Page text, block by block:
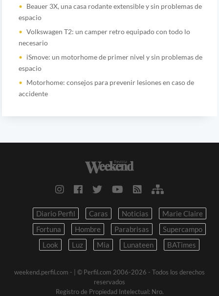
Beauer 3X, una casa rodante extensible y sin problemas de
espacio
Volkswagen T2: un camper retro equipado con todo lo
necesario
iSmove: un motorhome de primer nivel y sin problemas de
espacio
Motorhome: consejos para prevenir lesiones en caso de
accidente
Diario Perfil Caras Noticias
Marie Claire
Fortuna
Hombre Parabrisas
Supercampo
Look
Luz Mia Lunateen BATimes
weekend.perfil.com -
| © Perfil.com 2006-2026 - Todos los derechos
reservados
Registro de Propiedad Intelectual: Nro.